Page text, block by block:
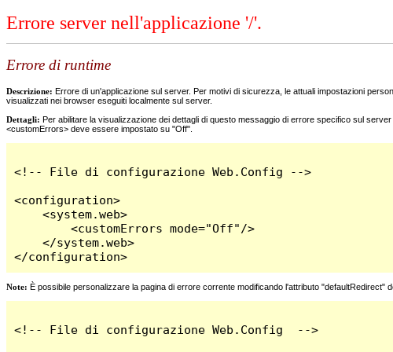
Errore server nell'applicazione '/'.
Errore di runtime
Descrizione: Errore di un'applicazione sul server. Per motivi di sicurezza, le attuali impostazioni
visualizzati nei browser eseguiti localmente sul server.
Dettagli: Per abilitare la visualizzazione dei dettagli di questo messaggio di errore specifico sul
<customErrors> deve essere impostato su "Off".
<!-- File di configurazione Web.Config -->
<configuration>
    <system.web>
        <customErrors mode="Off"/>
    </system.web>
</configuration>
Note: È possibile personalizzare la pagina di errore corrente modificando l'attributo
<!-- File di configurazione Web.Config  -->